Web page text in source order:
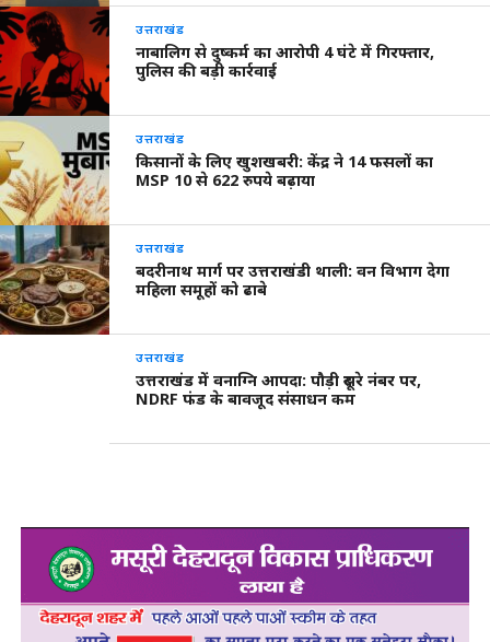
उत्तराखंड
नाबालिग से दुष्कर्म का आरोपी 4 घंटे में गिरफ्तार,
पुलिस की बड़ी कार्रवाई
उत्तराखंड
किसानों के लिए खुशखबरी: केंद्र ने 14 फसलों का
MSP 10 से 622 रुपये बढ़ाया
उत्तराखंड
बदरीनाथ मार्ग पर उत्तराखंडी थाली: वन विभाग देगा
महिला समूहों को ढाबे
उत्तराखंड
उत्तराखंड में वनाग्नि आपदा: पौड़ी दूसरे नंबर पर,
NDRF फंड के बावजूद संसाधन कम